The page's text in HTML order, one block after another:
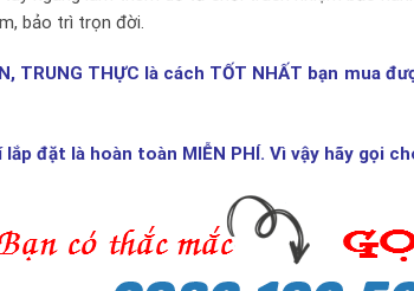
bảo trì trọn đời.
TRUNG THỰC là cách TỐT NHẤT bạn mua
đặt là hoàn toàn MIỄN PHÍ. Vì vậy hãy gọi